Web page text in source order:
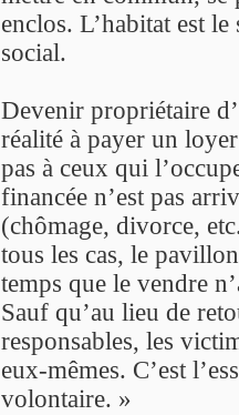
enclos. L’habitat est
social.
Devenir propriétaire
réalité à payer un
pas à ceux qui
financée n’est pas
(chômage, divorce,
tous les cas, le
temps que le vendre
Sauf qu’au lieu de
responsables, les
eux-mêmes. C’est
volontaire. »